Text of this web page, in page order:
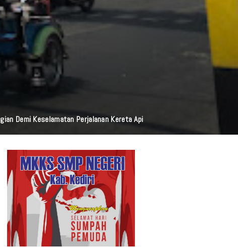
Resmi Diluncurkan